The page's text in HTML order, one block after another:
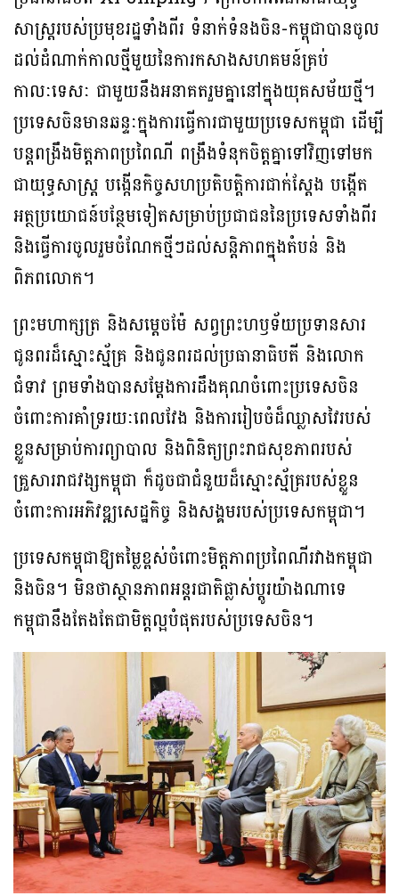
សាស្ត្ររបស់ប្រមុខរដ្ឋទាំងពីរ ទំនាក់ទំនងចិន-កម្ពុជាបានចូល
ដល់ដំណាក់កាលថ្មីមួយនៃការកសាងសហគមន៍គ្រប់
កាលៈទេសៈ ជាមួយនឹងអនាគតរួមគ្នានៅក្នុងយុគសម័យថ្មី។
ប្រទេសចិនមានឆន្ទៈក្នុងការធ្វើការជាមួយប្រទេសកម្ពុជា ដើម្បី
បន្តពង្រឹងមិត្តភាពប្រពៃណី ពង្រឹងទំនុកចិត្តគ្នាទៅវិញទៅមក
ជាយុទ្ធសាស្ត្រ បង្កើនកិច្ចសហប្រតិបត្តិការជាក់ស្តែង បង្កើត
អត្ថប្រយោជន៍បន្ថែមទៀតសម្រាប់ប្រជាជននៃប្រទេសទាំងពីរ
និងធ្វើការចូលរួមចំណែកថ្មីៗដល់សន្តិភាពក្នុងតំបន់ និង
ពិភពលោក។
ព្រះមហាក្សត្រ និងសម្តេចម៉ែ សព្វព្រះហឫទ័យប្រទានសារ
ជូនពរដ៏ស្មោះស្ម័គ្រ និងជូនពរដល់ប្រធានាធិបតី និងលោក
ជំទាវ ព្រមទាំងបានសម្តែងការដឹងគុណចំពោះប្រទេសចិន
ចំពោះការគាំទ្ររយៈពេលវែង និងការរៀបចំដ៏ឈ្លាសវៃរបស់
ខ្លួនសម្រាប់ការព្យាបាល និងពិនិត្យព្រះរាជសុខភាពរបស់
គ្រួសាររាជវង្សកម្ពុជា ក៏ដូចជាជំនួយដ៏ស្មោះស្ម័គ្ររបស់ខ្លួន
ចំពោះការអភិវឌ្ឍសេដ្ឋកិច្ច និងសង្គមរបស់ប្រទេសកម្ពុជា។
ប្រទេសកម្ពុជាឱ្យតម្លៃខ្ពស់ចំពោះមិត្តភាពប្រពៃណីរវាងកម្ពុជា
និងចិន។ មិនថាស្ថានភាពអន្តរជាតិផ្លាស់ប្តូរយ៉ាងណាទេ
កម្ពុជានឹងតែងតែជាមិត្តល្អបំផុតរបស់ប្រទេសចិន។